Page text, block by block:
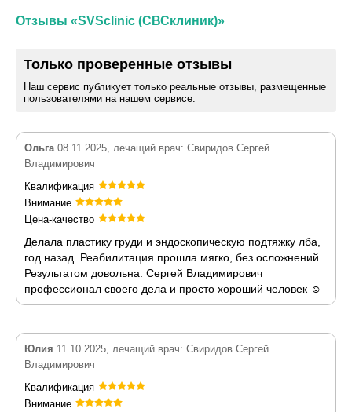
Отзывы «SVSclinic (СВСклиник)»
Только проверенные отзывы
Наш сервис публикует только реальные отзывы, размещенные
пользователями на нашем сервисе.
Ольга08.11.2025, лечащий врач: Свиридов Сергей
Владимирович
Квалификация
Внимание
Цена-качество
Делала пластику груди и эндоскопическую подтяжку лба,
год назад. Реабилитация прошла мягко, без осложнений.
Результатом довольна. Сергей Владимирович
профессионал своего дела и просто хороший человек ☺️
Юлия 11.10.2025, лечащий врач: Свиридов Сергей
Владимирович
Квалификация
Внимание